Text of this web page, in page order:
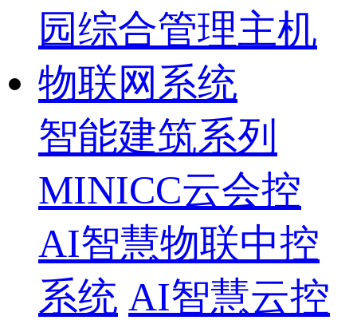
园综合管理主机
物联网系统
智能建筑系列
MINICC云会控
AI智慧物联中控
系统 AI智慧云控